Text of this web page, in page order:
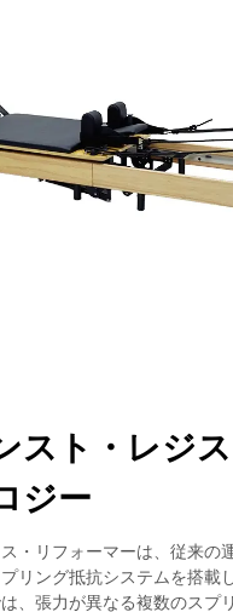
スト・レジ
ジー
・リフォーマーは、従来の
リング抵抗システムを搭載
、張力が異なる複数のスプ